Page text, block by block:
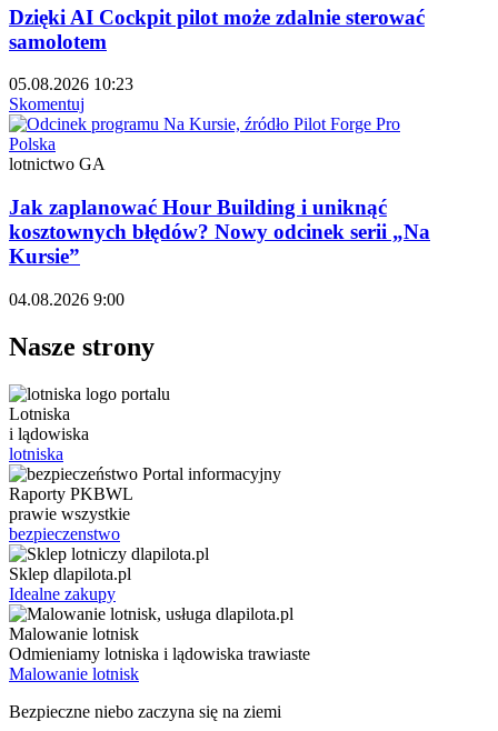
Dzięki AI Cockpit pilot może zdalnie sterować
samolotem
05.08.2026 10:23
Skomentuj
Polska
lotnictwo GA
Jak zaplanować Hour Building i uniknąć
kosztownych błędów? Nowy odcinek serii „Na
Kursie”
04.08.2026 9:00
Nasze strony
Lotniska
i lądowiska
lotniska
Raporty PKBWL
prawie wszystkie
bezpieczenstwo
Sklep dlapilota.pl
Idealne zakupy
Malowanie lotnisk
Odmieniamy lotniska i lądowiska trawiaste
Malowanie lotnisk
Bezpieczne niebo zaczyna się na ziemi